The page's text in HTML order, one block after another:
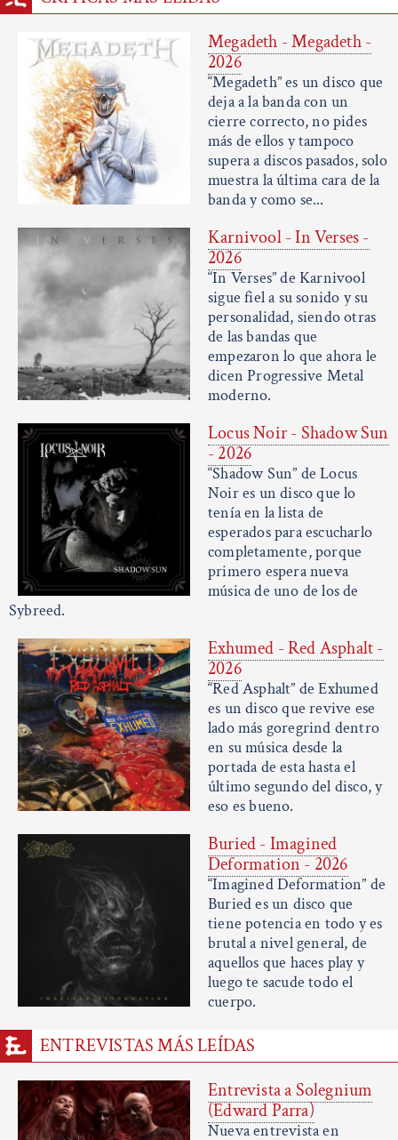
Megadeth - Megadeth -
2026
“Megadeth” es un disco que
deja a la banda con un
cierre correcto, no pides
más de ellos y tampoco
supera a discos pasados, solo
muestra la última cara de la
banda y como se...
Karnivool - In Verses -
2026
“In Verses” de Karnivool
sigue fiel a su sonido y su
personalidad, siendo otras
de las bandas que
empezaron lo que ahora le
dicen Progressive Metal
moderno.
Locus Noir - Shadow Sun
- 2026
“Shadow Sun” de Locus
Noir es un disco que lo
tenía en la lista de
esperados para escucharlo
completamente, porque
primero espera nueva
música de uno de los de
Sybreed.
Exhumed - Red Asphalt -
2026
“Red Asphalt” de Exhumed
es un disco que revive ese
lado más goregrind dentro
en su música desde la
portada de esta hasta el
último segundo del disco, y
eso es bueno.
Buried - Imagined
Deformation - 2026
“Imagined Deformation” de
Buried es un disco que
tiene potencia en todo y es
brutal a nivel general, de
aquellos que haces play y
luego te sacude todo el
cuerpo.
ENTREVISTAS MÁS LEÍDAS
Entrevista a Solegnium
(Edward Parra)
Nueva entrevista en